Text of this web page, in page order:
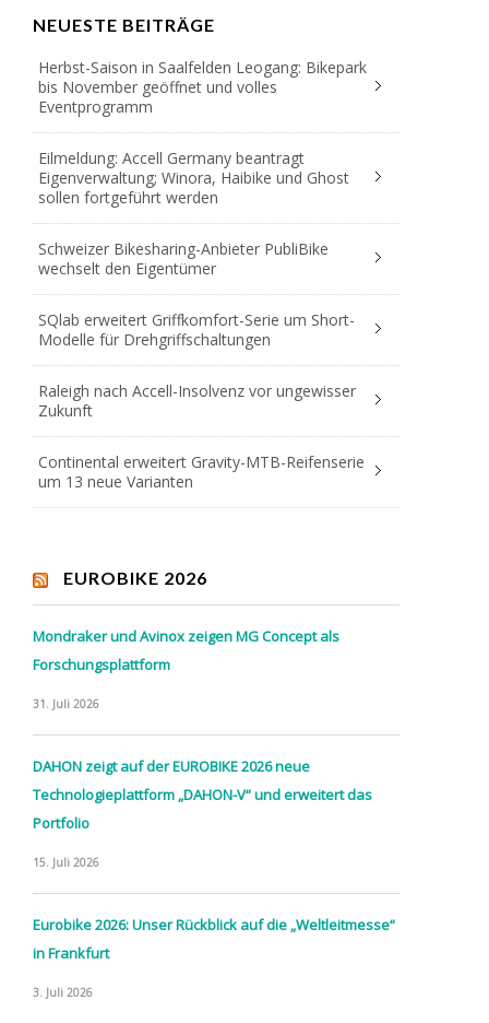
NEUESTE BEITRÄGE
Herbst-Saison in Saalfelden Leogang: Bikepark
bis November geöffnet und volles
Eventprogramm
Eilmeldung: Accell Germany beantragt
Eigenverwaltung; Winora, Haibike und Ghost
sollen fortgeführt werden
Schweizer Bikesharing-Anbieter PubliBike
wechselt den Eigentümer
SQlab erweitert Griffkomfort-Serie um Short-
Modelle für Drehgriffschaltungen
Raleigh nach Accell-Insolvenz vor ungewisser
Zukunft
Continental erweitert Gravity-MTB-Reifenserie
um 13 neue Varianten
EUROBIKE 2026
Mondraker und Avinox zeigen MG Concept als
Forschungsplattform
31. Juli 2026
DAHON zeigt auf der EUROBIKE 2026 neue
Technologieplattform „DAHON-V“ und erweitert das
Portfolio
15. Juli 2026
Eurobike 2026: Unser Rückblick auf die „Weltleitmesse“
in Frankfurt
3. Juli 2026